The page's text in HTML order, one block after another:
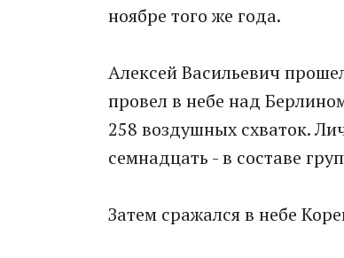
ноябре того же года.
Алексей Васильевич
провел в небе над
258 воздушных схваток.
семнадцать - в составе
Затем сражался в небе